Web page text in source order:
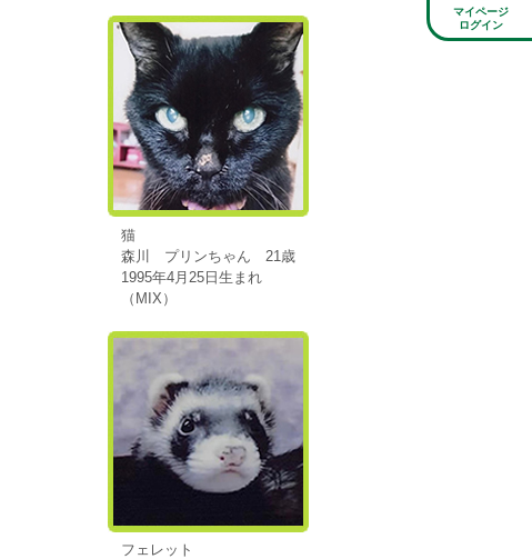
マイページ
ログイン
猫
森川 プリンちゃん 21歳
1995年4月25日生まれ
（MIX）
フェレット